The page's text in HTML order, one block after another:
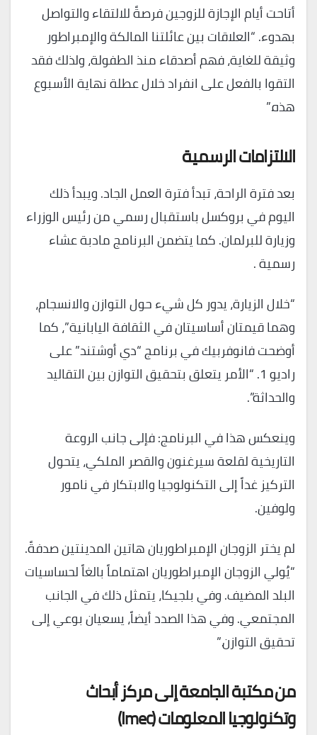
أتاحت أيام الإجازة للزوجين فرصةً للالتقاء والتواصل
بهدوء. “العلاقات بين عائلتنا المالكة والإمبراطور
وثيقة للغاية، فهم أصدقاء منذ الطفولة، ولذلك فقد
التقوا بالفعل على انفراد خلال عطلة نهاية الأسبوع
هذه.”
الالتزامات الرسمية
بعد فترة الراحة، تبدأ فترة العمل الجاد. ويبدأ ذلك
اليوم في بروكسل باستقبال رسمي من رئيس الوزراء
وزيارة للبرلمان. كما يتضمن البرنامج مادبة عشاء
رسمية .
“خلال الزيارة، يدور كل شيء حول التوازن والانسجام،
وهما قيمتان أساسيتان في الثقافة اليابانية”، كما
أوضحت فانوفربيك في برنامج “دي أوشتند” على
راديو 1. “الأمر يتعلق بتحقيق التوازن بين التقاليد
والحداثة”.
وينعكس هذا في البرنامج: فإلى جانب الروعة
التاريخية لقلعة سيرغنون والقصر الملكي، يتحول
التركيز غداً إلى التكنولوجيا والابتكار في نامور
ولوفين.
لم يختر الزوجان الإمبراطوريان هاتين المدينتين صدفةً.
“يُولي الزوجان الإمبراطوريان اهتماماً بالغاً لحساسيات
البلد المضيف. وفي بلجيكا، يتمثل ذلك في الجانب
المجتمعي. وفي هذا الصدد أيضاً، يسعيان بوعي إلى
تحقيق التوازن.”
من مكتبة الجامعة إلى مركز أبحاث
وتكنولوجيا المعلومات (Imec)